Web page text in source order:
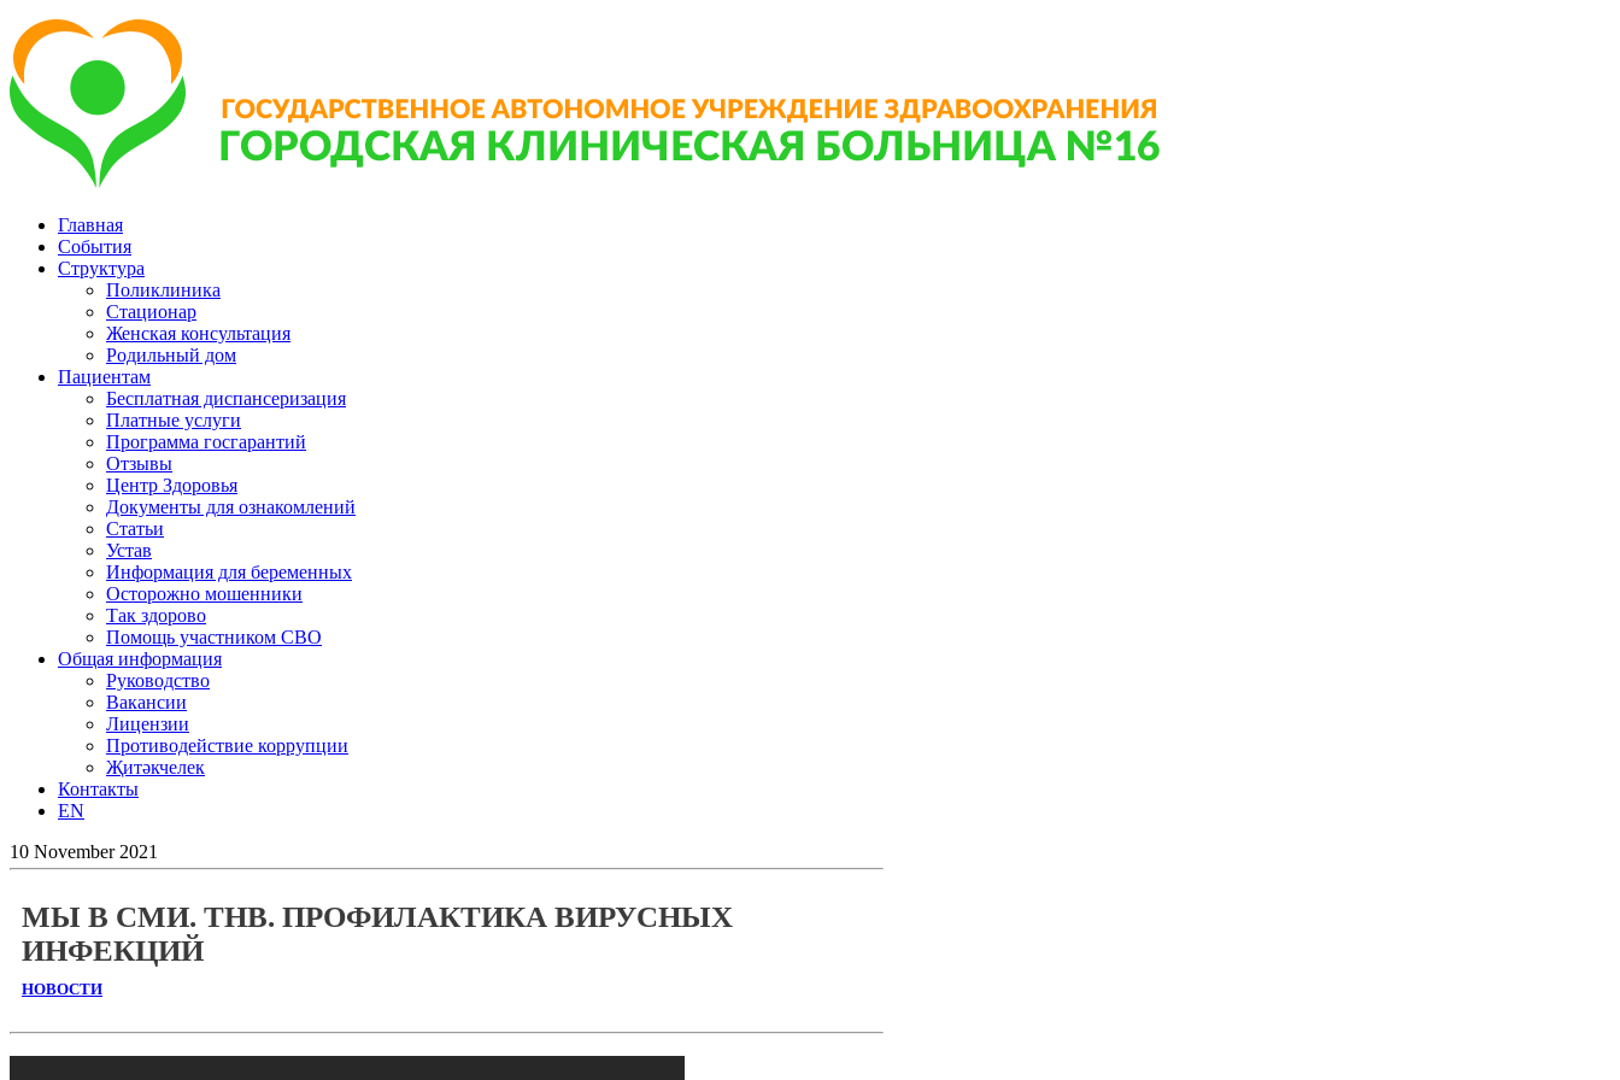
Главная
События
Структура
Поликлиника
Стационар
Женская консультация
Родильный дом
Пациентам
Бесплатная диспансеризация
Платные услуги
Программа госгарантий
Отзывы
Центр Здоровья
Документы для ознакомлений
Статьи
Устав
Информация для беременных
Осторожно мошенники
Так здорово
Помощь участником СВО
Общая информация
Руководство
Вакансии
Лицензии
Противодействие коррупции
Җитәкчелек
Контакты
EN
10 November 2021
МЫ В СМИ. ТНВ. ПРОФИЛАКТИКА ВИРУСНЫХ
ИНФЕКЦИЙ
НОВОСТИ